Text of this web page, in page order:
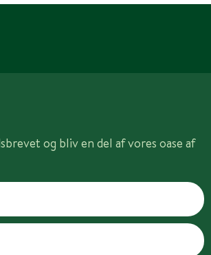
og bliv en del af vores oase af